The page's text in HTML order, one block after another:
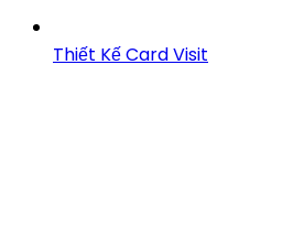
Thiết Kế Card Visit